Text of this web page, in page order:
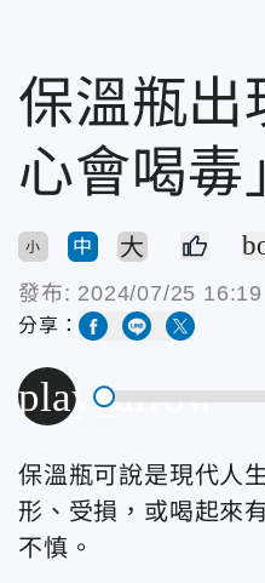
保溫瓶出
心會喝毒
小 中 大
發布: 2024/07/25 16:19
分享：
play_arrow
保溫瓶可說是現代人
形、受損，或喝起來
不慎。